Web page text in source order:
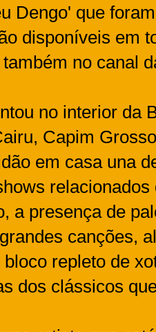
Dengo' que
disponíveis em
no canal
no interior da
Capim
em casa una
a presença de
canções,
repleto de
dos clássicos